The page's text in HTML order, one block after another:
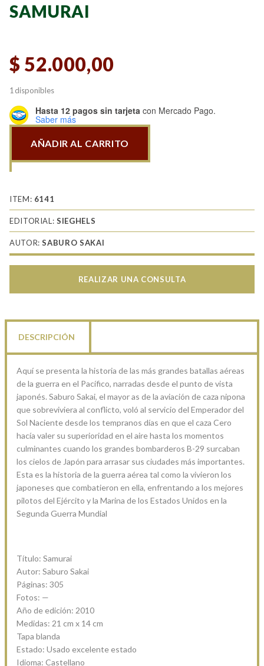
SAMURAI
$ 52.000,00
1 disponibles
Hasta 12 pagos sin tarjeta con Mercado Pago.
Saber más
cantidad
AÑADIR AL CARRITO
ITEM: 6141
EDITORIAL:SIEGHELS
AUTOR:SABURO SAKAI
REALIZAR UNA CONSULTA
DESCRIPCIÓN
Aquí se presenta la historia de las más grandes batallas aéreas
de la guerra en el Pacífico, narradas desde el punto de vista
japonés. Saburo Sakai, el mayor as de la aviación de caza nipona
que sobreviviera al conflicto, voló al servicio del Emperador del
Sol Naciente desde los tempranos días en que el caza Cero
hacía valer su superioridad en el aire hasta los momentos
culminantes cuando los grandes bombarderos B-29 surcaban
los cielos de Japón para arrasar sus ciudades más importantes.
Esta es la historia de la guerra aérea tal como la vivieron los
japoneses que combatieron en ella, enfrentando a los mejores
pilotos del Ejército y la Marina de los Estados Unidos en la
Segunda Guerra Mundial
Título: Samurai
Autor: Saburo Sakai
Páginas: 305
Fotos: —
Año de edición: 2010
Medidas: 21 cm x 14 cm
Tapa blanda
Estado: Usado excelente estado
Idioma: Castellano